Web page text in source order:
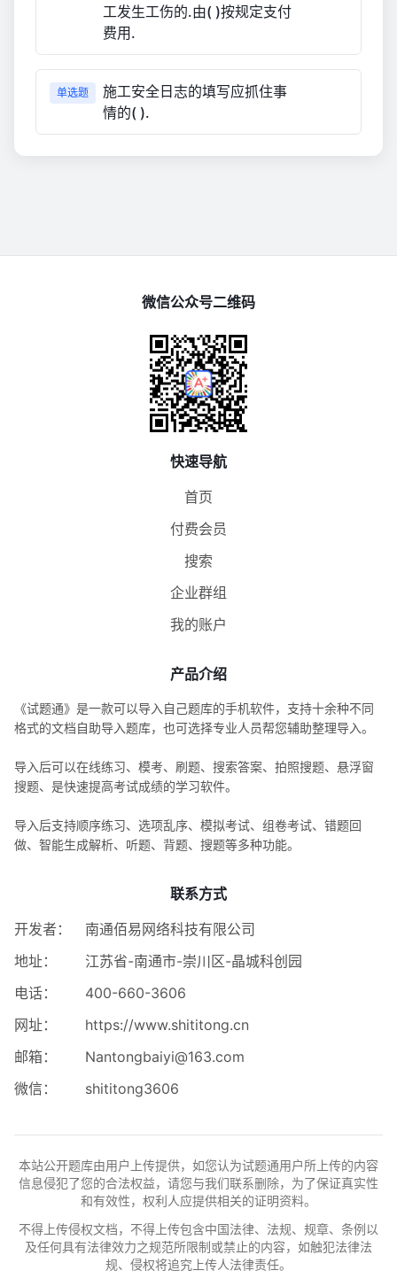
工发生工伤的.由( )按规定支付
费用.
单选题
施工安全日志的填写应抓住事
情的( ).
微信公众号二维码
快速导航
首页
付费会员
搜索
企业群组
我的账户
产品介绍
《试题通》是一款可以导入自己题库的手机软件，支持十余种不同
格式的文档自助导入题库，也可选择专业人员帮您辅助整理导入。
导入后可以在线练习、模考、刷题、搜索答案、拍照搜题、悬浮窗
搜题、是快速提高考试成绩的学习软件。
导入后支持顺序练习、选项乱序、模拟考试、组卷考试、错题回
做、智能生成解析、听题、背题、搜题等多种功能。
联系方式
开发者：
南通佰易网络科技有限公司
地址：
江苏省-南通市-崇川区-晶城科创园
电话：
400-660-3606
网址：
https://www.shititong.cn
邮箱：
Nantongbaiyi@163.com
微信：
shititong3606
本站公开题库由用户上传提供，如您认为试题通用户所上传的内容
信息侵犯了您的合法权益，请您与我们联系删除，为了保证真实性
和有效性，权利人应提供相关的证明资料。
不得上传侵权文档，不得上传包含中国法律、法规、规章、条例以
及任何具有法律效力之规范所限制或禁止的内容，如触犯法律法
规、侵权将追究上传人法律责任。